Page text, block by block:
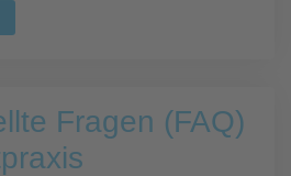
Fragen (FAQ)